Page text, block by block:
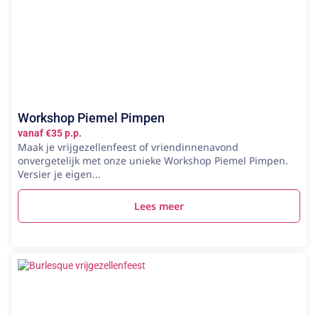
Workshop Piemel Pimpen
vanaf €35 p.p.
Maak je vrijgezellenfeest of vriendinnenavond
onvergetelijk met onze unieke Workshop Piemel Pimpen.
Versier je eigen...
Lees meer